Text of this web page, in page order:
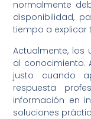
normalmente
disponibilidad,
tiempo a explicar
Actualmente, los
al conocimiento.
justo cuando
respuesta
información en
soluciones